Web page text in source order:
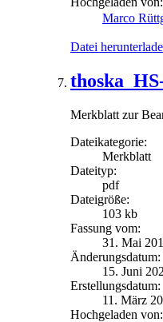
Marco
Datei
Merkblatt zur
Dateikategorie:
Merkblatt
Dateityp:
pdf
Dateigröße:
103 kb
Fassung vom:
31. Mai
Änderungsdatum:
15. Juni
Erstellungsdatum:
11. März
Hochgeladen von: